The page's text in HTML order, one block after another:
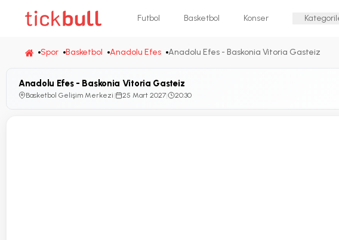
Futbol Basketbol Konser
Spor Basketbol Anadolu Efes Anadolu Efes - Baskonia Vitoria Gasteiz
Anadolu Efes - Baskonia Vitoria Gasteiz
Basketbol Gelişim Merkezi| 25 Mart 2027| 20:30